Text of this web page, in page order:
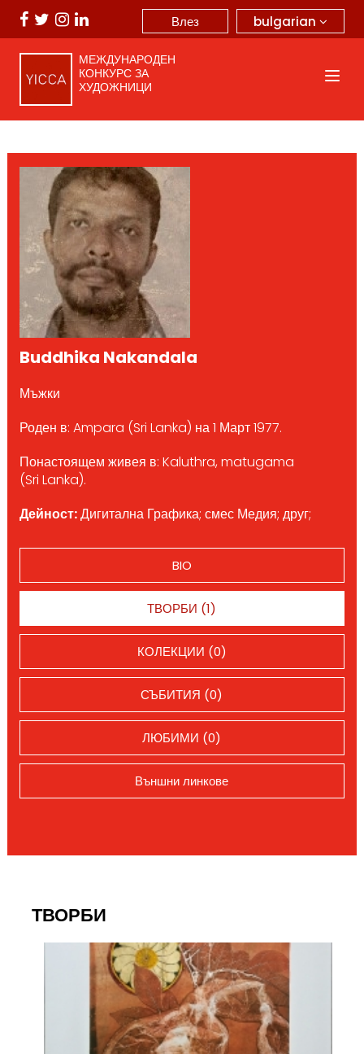
bulgarian
Влез
МЕЖДУНАРОДЕН
КОНКУРС ЗА
ХУДОЖНИЦИ
Buddhika Nakandala
Мъжки
Роден в: Ampara (Sri Lanka) на 1 Март 1977.
Понастоящем живея в: Kaluthra, matugama
(Sri Lanka).
Дейност:Дигитална Графика; смес Медия; друг;
BIO
ТВОРБИ (1)
КОЛЕКЦИИ (0)
СЪБИТИЯ (0)
ЛЮБИМИ (0)
Външни линкове
ТВОРБИ